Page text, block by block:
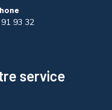
93 32
service